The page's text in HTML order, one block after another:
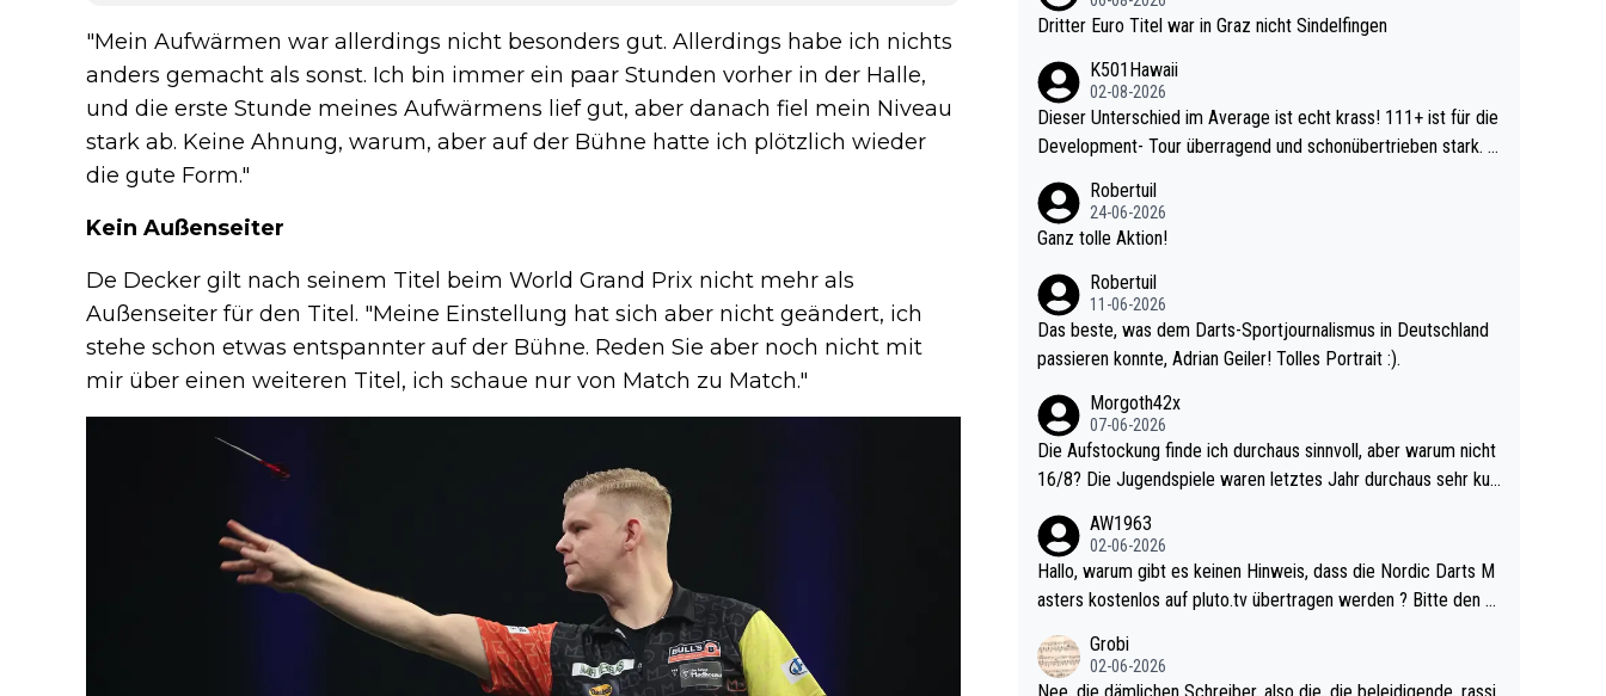
"Mein Aufwärmen war allerdings nicht besonders gut. Allerdings habe ich nichts
anders gemacht als sonst. Ich bin immer ein paar Stunden vorher in der Halle,
und die erste Stunde meines Aufwärmens lief gut, aber danach fiel mein Niveau
stark ab. Keine Ahnung, warum, aber auf der Bühne hatte ich plötzlich wieder
die gute Form."
Kein Außenseiter
De Decker gilt nach seinem Titel beim World Grand Prix nicht mehr als
Außenseiter für den Titel. "Meine Einstellung hat sich aber nicht geändert, ich
stehe schon etwas entspannter auf der Bühne. Reden Sie aber noch nicht mit
mir über einen weiteren Titel, ich schaue nur von Match zu Match."
Dritter Euro Titel war in Graz nicht Sindelfingen
K501Hawaii
02-08-2026
Dieser Unterschied im Average ist echt krass! 111+ ist für die
Development- Tour überragend und schonübertrieben stark. U
e mal 40+ erst recht. Da gewinnst keinen Blumentopf - ist ja n
och krasser wie ein Pokalspiel eines Kreisligisten vs einem Bu
Robertuil
24-06-2026
Ganz tolle Aktion!
Robertuil
11-06-2026
Das beste, was dem Darts-Sportjournalismus in Deutschland
passieren konnte, Adrian Geiler! Tolles Portrait :).
Morgoth42x
07-06-2026
Die Aufstockung finde ich durchaus sinnvoll, aber warum nicht
16/8? Die Jugendspiele waren letztes Jahr durchaus sehr kur
l. Allerdings ist Mitchell Lawrie als Nummer 1 der Welt eh quali
fiziert. Somit ändert die automatische Qualifikation des Weltm
eisters erstmal nichts. Ich denke sie wollen damit für nächste
d wohl wenig WDF Turniere spielen. Dies war bei Archie Self l
etztes Jahr der Fall. Er musste als amtierender Weltmeister d
AW1963
02-06-2026
Hallo, warum gibt es keinen Hinweis, dass die Nordic Darts M
asters kostenlos auf pluto.tv übertragen werden ? Bitte den A
Grobi
02-06-2026